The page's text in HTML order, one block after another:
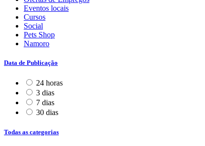
Eventos locais
Cursos
Social
Pets Shop
Namoro
Data de Publicação
24 horas
3 dias
7 dias
30 dias
Todas as categorias